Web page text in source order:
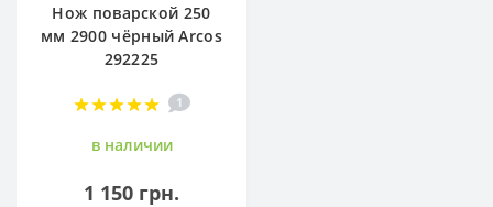
Нож поварской 250
мм 2900 чёрный Arcos
292225
1
в наличии
1 150 грн.